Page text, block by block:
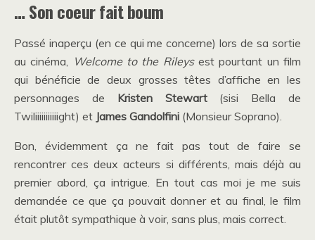
… Son coeur fait boum
Passé inaperçu (en ce qui me concerne) lors de sa sortie
au cinéma,
Welcome to the Rileysest pourtant un film
qui bénéficie de deux grosses têtes d’affiche en les
personnages de Kristen Stewart (sisi Bella de
Twiliiiiiiiiiiight) et James Gandolfini (Monsieur Soprano).
Bon, évidemment ça ne fait pas tout de faire se
rencontrer ces deux acteurs si différents, mais déjà au
premier abord, ça intrigue. En tout cas moi je me suis
demandée ce que ça pouvait donner et au final, le film
était plutôt sympathique à voir, sans plus, mais correct.